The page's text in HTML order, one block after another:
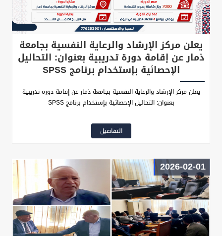
يعلن مركز الإرشاد والرعاية النفسية بجامعة
ذمار عن إقامة دورة تدريبية بعنوان: التحاليل
الإحصائية بإستخدام برنامج SPSS
يعلن مركز الإرشاد والرعاية النفسية بجامعة ذمار عن إقامة دورة تدريبية
بعنوان: التحاليل الإحصائية بإستخدام برنامج SPSS
التفاصيل
2026-02-01